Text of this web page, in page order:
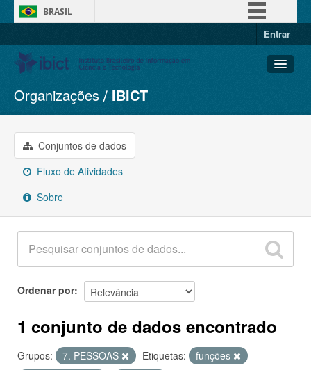
BRASIL
Entrar
Conjuntos de dados
Organizações
Grupos
Sobre
Organizações IBICT
Conjuntos de dados
Fluxo de Atividades
Sobre
Ordenar por
1 conjunto de dados encontrado
Grupos: 7. PESSOAS Etiquetas:
funções